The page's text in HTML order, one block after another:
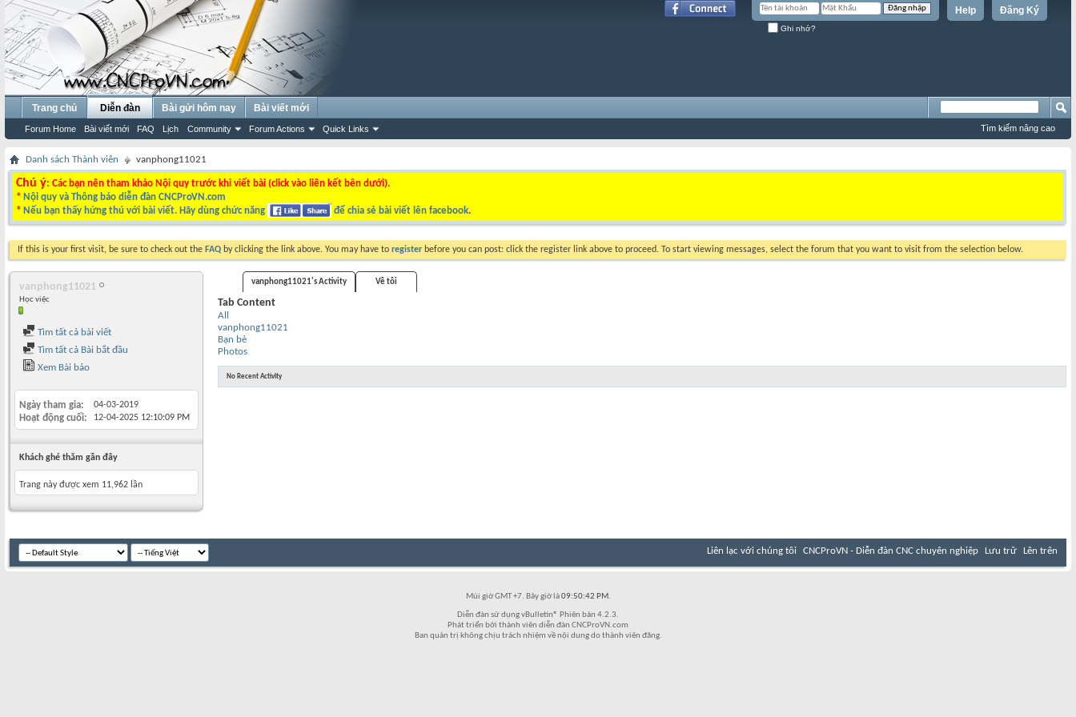
Đăng Ký
Help
Ghi nhớ?
Trang chủ Diễn đàn
Forum Home Bài viết mới FAQ Lịch Community Forum Actions Quick Links
Bài gửi hôm nay Bài viết mới
Tìm kiếm nâng cao
Danh sách Thành viên vanphong11021
Chú ý: Các bạn nên tham khảo Nội quy trước khi viết bài (click vào liên kết bên dưới).
* Nội quy và Thông báo diễn đàn CNCProVN.com
* Nếu bạn thấy hứng thú với bài viết. Hãy dùng chức năng để chia sẻ bài viết lên facebook.
If this is your first visit, be sure to check out the FAQ by clicking the link above. You may have to register before you can post: click the register link above to proceed. To start viewing messages, select the forum that you want to visit from the selection below.
vanphong11021
Học việc
Tìm tất cả bài viết
Tìm tất cả Bài bắt đầu
Xem Bài báo
Ngày tham gia 04-03-2019
Hoạt động cuối 12-04-2025 12:10:09 PM
Khách ghé thăm gần đây
Trang này được xem 11,962 lần
vanphong11021's Activity Về tôi
Tab Content
All
vanphong11021
Bạn bè
Photos
No Recent Activity
Liên lạc với chúng tôi CNCProVN - Diễn đàn CNC chuyên nghiệp Lưu trữ Lên trên
Múi giờ GMT +7. Bây giờ là09:50:42 PM.
Diễn đàn sử dụng vBulletin® Phiên bản 4.2.3.
Phát triển bởi thành viên diễn đàn CNCProVN.com
Ban quản trị không chịu trách nhiệm về nội dung do thành viên đăng.